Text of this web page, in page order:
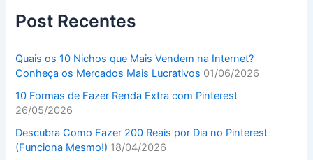
Post Recentes
Quais os 10 Nichos que Mais Vendem na Internet?
Conheça os Mercados Mais Lucrativos 01/06/2026
10 Formas de Fazer Renda Extra com Pinterest
26/05/2026
Descubra Como Fazer 200 Reais por Dia no Pinterest
(Funciona Mesmo!) 18/04/2026